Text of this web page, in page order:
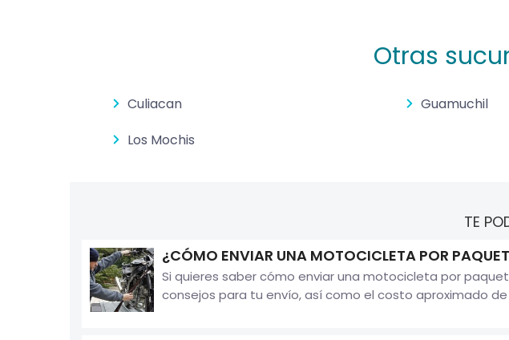
Otras
Culiacan Guamuchil
Los Mochis
TE
¿CÓMO ENVIAR UNA MOTOCICLETA POR
Si quieres saber cómo enviar una motocicleta por
consejos para tu envío, así como el costo aproximado